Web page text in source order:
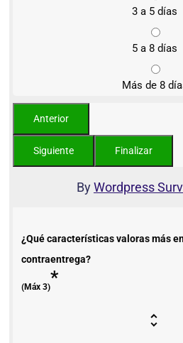
3 a 5 días
5 a 8 días
Más de 8
ByWordpress
¿Qué características valoras más
contraentrega?
(Máx 3)*